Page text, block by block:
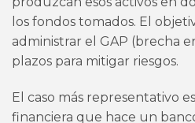
los fondos tomados. El
administrar el GAP (brecha
plazos para mitigar riesgos.
El caso más representativo
financiera que hace un